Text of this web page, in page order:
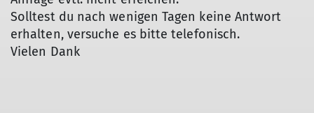
Solltest du nach wenigen Tagen keine Antwort
erhalten, versuche es bitte telefonisch.
Vielen Dank